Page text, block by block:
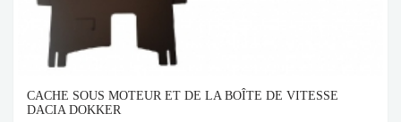
CACHE SOUS MOTEUR ET DE LA BOÎTE DE VITESSE
DACIA DOKKER